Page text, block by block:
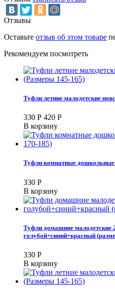
Отзывы
Оставьте отзыв об этом товаре
Рекомендуем посмотреть
Туфли летние малодетские
330 Р 420 Р
В корзину
Туфли комнатные
330 Р
В корзину
Туфли домашние малодетские
голубой+синий+красный
330 Р
В корзину